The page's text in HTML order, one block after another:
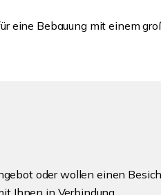
eine Bebauung mit einem
oder wollen einen
Ihnen in Verbindung.